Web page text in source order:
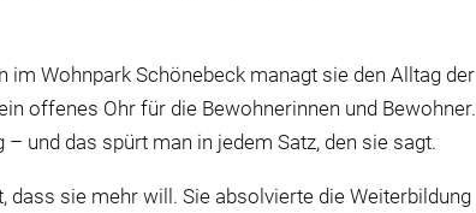
Wohnpark Schönebeck managt sie den Alltag der
offenes Ohr für die Bewohnerinnen und Bewohner.
und das spürt man in jedem Satz, den sie sagt.
sie mehr will. Sie absolvierte die Weiterbildung